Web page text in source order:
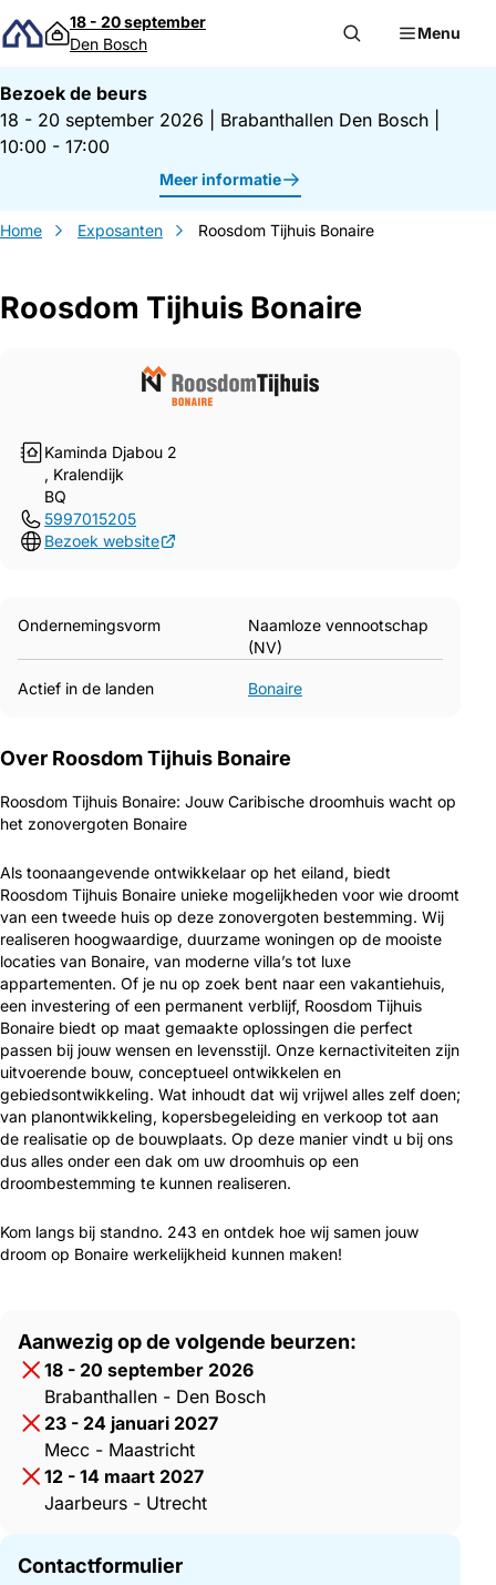
Direct naar inhoud
18 - 20 september
Den Bosch
Menu
Bezoek de beurs
18 - 20 september 2026
Brabanthallen Den Bosch
10:00 - 17:00
Meer informatie
Home Exposanten Roosdom Tijhuis Bonaire
Roosdom Tijhuis Bonaire
Kaminda Djabou 2
, Kralendijk
BQ
5997015205
Bezoek website
Gegevens Roosdom Tijhuis Bonaire
Ondernemingsvorm
Naamloze vennootschap
(NV)
Actief in de landen Bonaire
Over Roosdom Tijhuis Bonaire
Roosdom Tijhuis Bonaire: Jouw Caribische droomhuis wacht op
het zonovergoten Bonaire
Als toonaangevende ontwikkelaar op het eiland, biedt
Roosdom Tijhuis Bonaire unieke mogelijkheden voor wie droomt
van een tweede huis op deze zonovergoten bestemming. Wij
realiseren hoogwaardige, duurzame woningen op de mooiste
locaties van Bonaire, van moderne villa’s tot luxe
appartementen. Of je nu op zoek bent naar een vakantiehuis,
een investering of een permanent verblijf, Roosdom Tijhuis
Bonaire biedt op maat gemaakte oplossingen die perfect
passen bij jouw wensen en levensstijl. Onze kernactiviteiten zijn
uitvoerende bouw, conceptueel ontwikkelen en
gebiedsontwikkeling. Wat inhoudt dat wij vrijwel alles zelf doen;
van planontwikkeling, kopersbegeleiding en verkoop tot aan
de realisatie op de bouwplaats. Op deze manier vindt u bij ons
dus alles onder een dak om uw droomhuis op een
droombestemming te kunnen realiseren.
Kom langs bij standno. 243 en ontdek hoe wij samen jouw
droom op Bonaire werkelijkheid kunnen maken!
Aanwezig op de volgende beurzen:
18 - 20 september 2026
Brabanthallen - Den Bosch
23 - 24 januari 2027
Mecc - Maastricht
12 - 14 maart 2027
Jaarbeurs - Utrecht
Contactformulier